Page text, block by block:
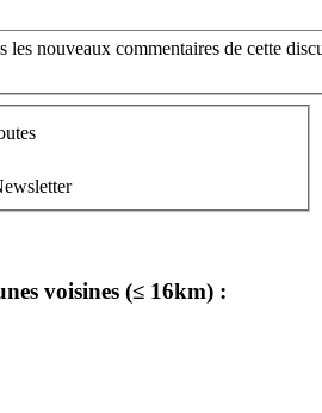
les nouveaux commentaires de cette
voisines (≤ 16km) :